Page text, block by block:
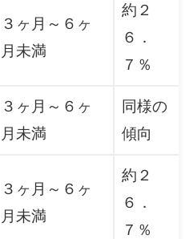
３ヶ月～６ヶ
月未満
約２
６．
７％
３ヶ月～６ヶ
月未満
同様の
傾向
３ヶ月～６ヶ
月未満
約２
６．
７％